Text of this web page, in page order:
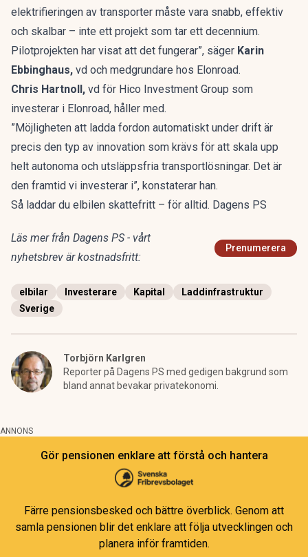
elektrifieringen av transporter måste vara snabb, effektiv
och skalbar – inte ett projekt som tar ett decennium.
Pilotprojekten har visat att det fungerar”, säger Karin
Ebbinghaus, vd och medgrundare hos Elonroad.
Chris Hartnoll, vd för Hico Investment Group som
investerar i Elonroad, håller med.
”Möjligheten att ladda fordon automatiskt under drift är
precis den typ av innovation som krävs för att skala upp
helt autonoma och utsläppsfria transportlösningar. Det är
den framtid vi investerar i”, konstaterar han.
Så laddar du elbilen skattefritt – för alltid. Dagens PS
Läs mer från Dagens PS - vårt
nyhetsbrev är kostnadsfritt:
Prenumerera
elbilar Investerare Kapital
Laddinfrastruktur
Sverige
Torbjörn Karlgren
Reporter på Dagens PS med gedigen bakgrund som
bland annat bevakar privatekonomi.
ANNONS
Gör pensionen enklare att förstå och hantera
Färre pensionsbesked och bättre överblick. Genom att
samla pensionen blir det enklare att följa utvecklingen och
planera inför framtiden.